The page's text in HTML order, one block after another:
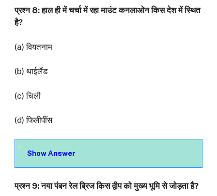
प्रश्‍न 8: हाल ही में चर्चा में रहा माउंट कनलाओन किस देश में स्थित
है?
(a) वियतनाम
(b) थाईलैंड
(c) चिली
(d) फिलीपींस
Show Answer
प्रश्‍न 9: नया पंबन रेल ब्रिज किस द्वीप को मुख्य भूमि से जोड़ता है?